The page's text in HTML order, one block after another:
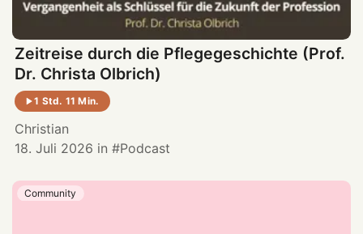
Zeitreise durch die Pflegegeschichte (Prof.
Dr. Christa Olbrich)
1 Std. 11 Min.
Christian
18. Juli 2026 in Podcast
Community